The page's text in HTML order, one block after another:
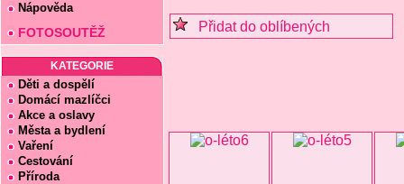
Nápověda
FOTOSOUTĚŽ
KATEGORIE
Děti a dospělí
Domácí mazlíčci
Akce a oslavy
Města a bydlení
Vaření
Cestování
Příroda
Přidat do oblíbených